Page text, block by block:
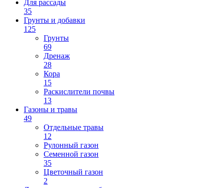
Для рассады
35
Грунты и добавки
125
Грунты
69
Дренаж
28
Кора
15
Раскислители почвы
13
Газоны и травы
49
Отдельные травы
12
Рулонный газон
Семенной газон
35
Цветочный газон
2